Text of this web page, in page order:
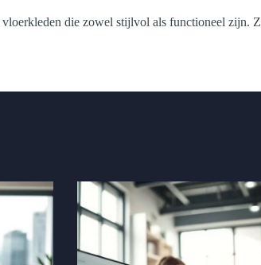
die zowel stijlvol als functioneel zijn.